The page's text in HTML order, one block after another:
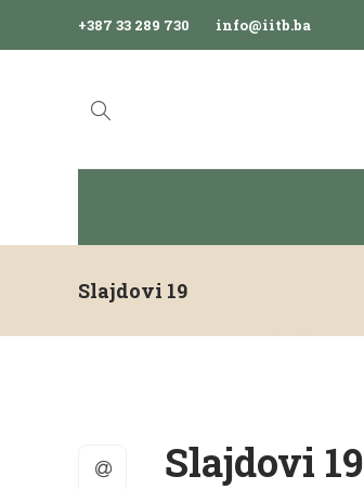
+387 33 289 730 info@iitb.ba
Slajdovi 19
Slajdovi 19